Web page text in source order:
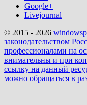
Google+
Livejournal
© 2015 - 2026
законодательством
профессионалами на
внимательны и при
ссылку на данный
можно обращаться в